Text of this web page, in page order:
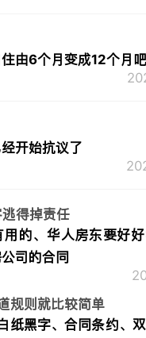
由6个月变成12个月
开始抗议了
得掉责任
用的、华人房东要好
司的合同
规则就比较简单
纸黑字、合同条约、